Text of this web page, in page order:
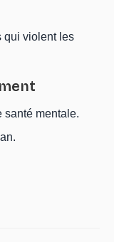
qui violent les
santé mentale.